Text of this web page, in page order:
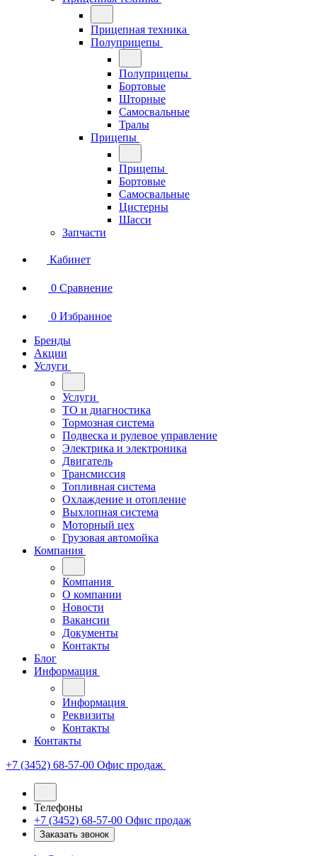
Прицепная техника
Полуприцепы
Полуприцепы
Бортовые
Шторные
Самосвальные
Тралы
Прицепы
Прицепы
Бортовые
Самосвальные
Цистерны
Шасси
Запчасти
Кабинет
0 Сравнение
0 Избранное
Бренды
Акции
Услуги
Услуги
ТО и диагностика
Тормозная система
Подвеска и рулевое управление
Электрика и электроника
Двигатель
Трансмиссия
Топливная система
Охлаждение и отопление
Выхлопная система
Моторный цех
Грузовая автомойка
Компания
Компания
О компании
Новости
Вакансии
Документы
Контакты
Блог
Информация
Информация
Реквизиты
Контакты
Контакты
+7 (3452) 68-57-00 Офис продаж
Телефоны
+7 (3452) 68-57-00 Офис продаж
Заказать звонок